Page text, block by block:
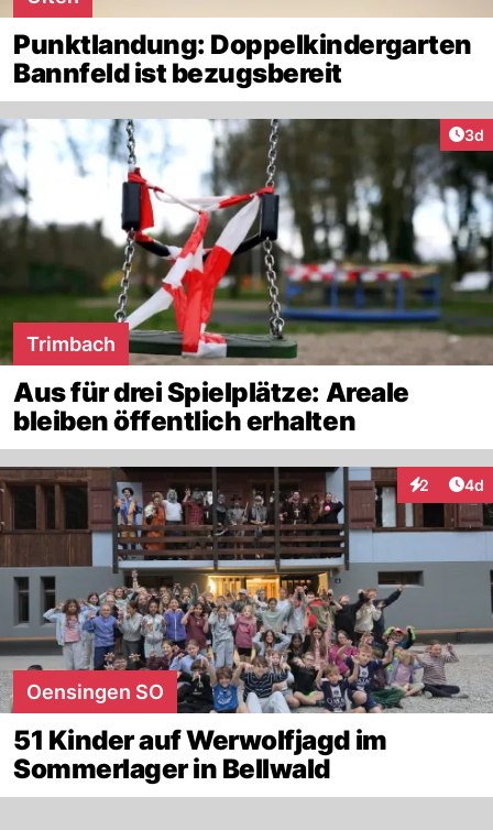
Punktlandung: Doppelkindergarten
Bannfeld ist bezugsbereit
3d
Trimbach
Aus für drei Spielplätze: Areale
bleiben öffentlich erhalten
2 4d
Oensingen SO
51 Kinder auf Werwolfjagd im
Sommerlager in Bellwald